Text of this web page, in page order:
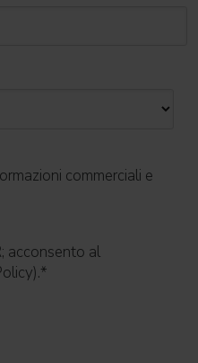
commerciali e
acconsento al
*